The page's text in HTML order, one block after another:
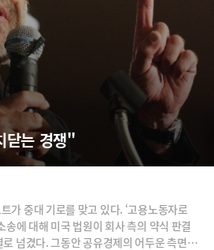
닫는 경쟁"
가 중대 기로를 맞고 있다. ‘고용노동자로
송에 대해 미국 법원이 회사 측의 약식 판결
넘겼다. 그동안 공유경제의 어두운 측면을